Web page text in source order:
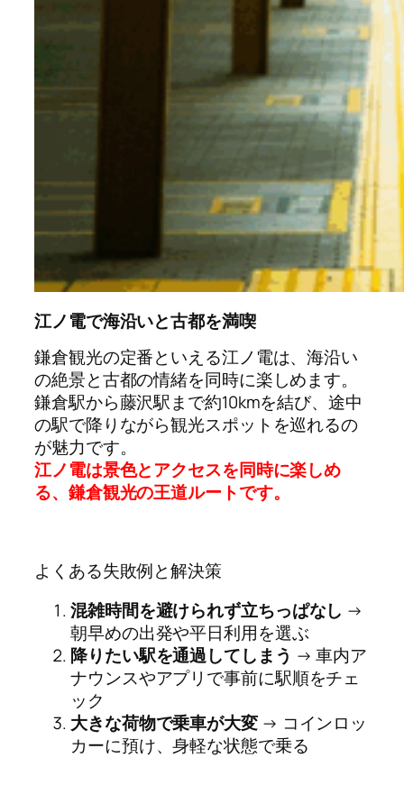
江ノ電で海沿いと古都を満喫
鎌倉観光の定番といえる江ノ電は、海沿い
の絶景と古都の情緒を同時に楽しめます。
鎌倉駅から藤沢駅まで約10kmを結び、途中
の駅で降りながら観光スポットを巡れるの
が魅力です。
江ノ電は景色とアクセスを同時に楽しめ
る、鎌倉観光の王道ルートです。
よくある失敗例と解決策
混雑時間を避けられず立ちっぱなし →
朝早めの出発や平日利用を選ぶ
降りたい駅を通過してしまう → 車内ア
ナウンスやアプリで事前に駅順をチェ
ック
大きな荷物で乗車が大変→ コインロッ
カーに預け、身軽な状態で乗る